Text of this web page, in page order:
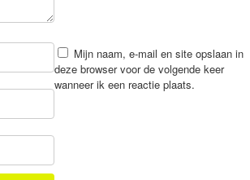
Mijn naam, e-mail en site opslaan in
deze browser voor de volgende keer
wanneer ik een reactie plaats.